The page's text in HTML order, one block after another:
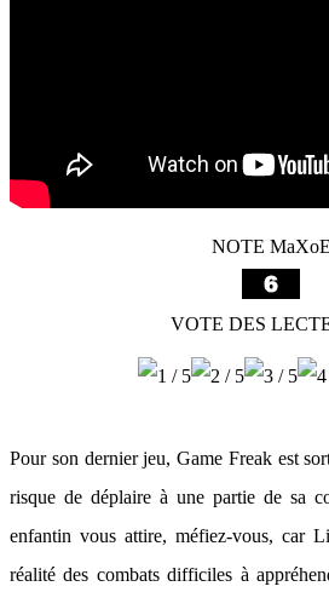
NOTE MaXoE
VOTE DES
Pour son dernier jeu, Game Freak est
risque de déplaire à une partie de sa
enfantin vous attire, méfiez-vous, car
réalité des combats difficiles à